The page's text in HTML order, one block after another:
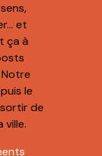
et
ça à
le
de
ville.